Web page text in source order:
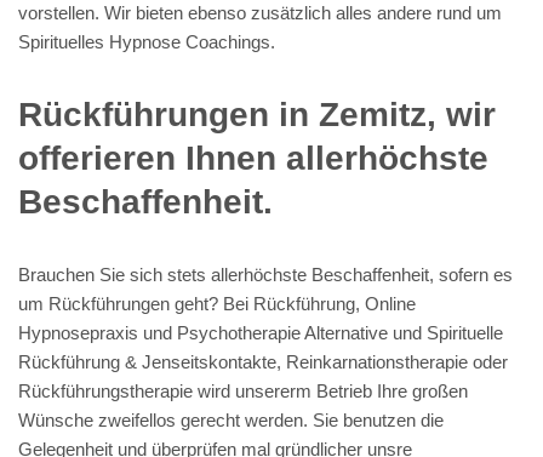
vorstellen. Wir bieten ebenso zusätzlich alles andere rund um
Spirituelles Hypnose Coachings.
Rückführungen in Zemitz, wir
offerieren Ihnen allerhöchste
Beschaffenheit.
Brauchen Sie sich stets allerhöchste Beschaffenheit, sofern es
um Rückführungen geht? Bei Rückführung, Online
Hypnosepraxis und Psychotherapie Alternative und Spirituelle
Rückführung & Jenseitskontakte, Reinkarnationstherapie oder
Rückführungstherapie wird unsererm Betrieb Ihre großen
Wünsche zweifellos gerecht werden. Sie benutzen die
Gelegenheit und überprüfen mal gründlicher unsre